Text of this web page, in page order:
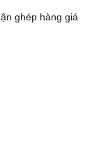
ghép hàng giá